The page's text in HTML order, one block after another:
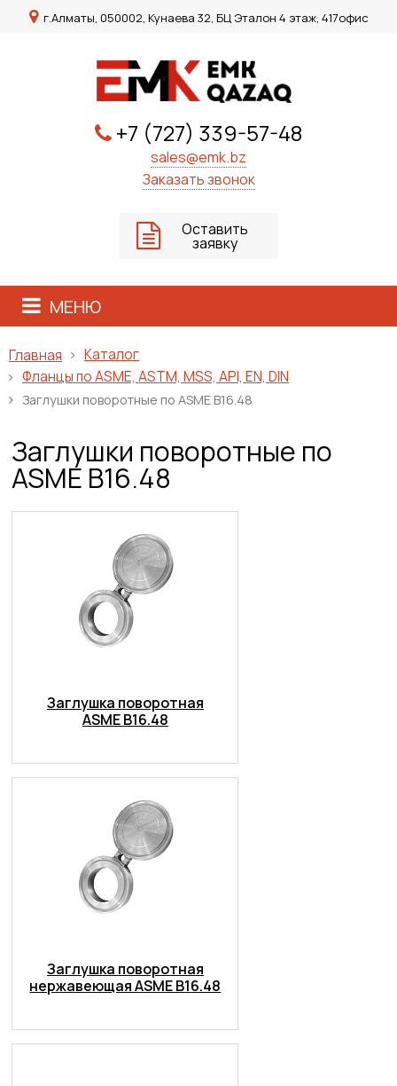
г.Алматы, 050002, Кунаева 32, БЦ Эталон 4 этаж, 417офис
+7 (727) 339-57-48
sales@emk.bz
Заказать звонок
Оставить
заявку
МЕНЮ
Главная
Каталог
Фланцы по ASME, ASTM, MSS, API, EN, DIN
Заглушки поворотные по ASME B16.48
Заглушки поворотные по
ASME B16.48
Заглушка поворотная
ASME B16.48
Заглушка поворотная
нержавеющая ASME B16.48